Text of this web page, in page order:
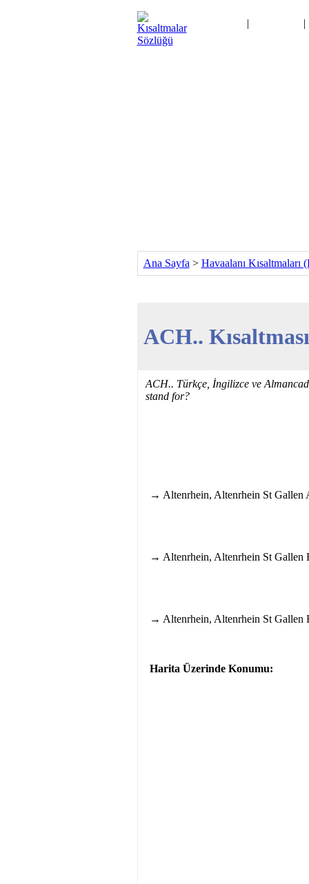
| |
Ana Sayfa > Havaalanı Kısaltmaları
ACH..
ACH.. Türkçe, İngilizce ve
stand for?
→ Altenrhein, Altenrhein St Gallen
→ Altenrhein, Altenrhein St Gallen
→ Altenrhein, Altenrhein St Gallen
Harita Üzerinde Konumu: